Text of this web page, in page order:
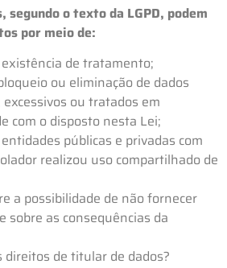
segundo o texto da LGPD, podem
por meio de:
de tratamento;
ou eliminação de dados
ou tratados em
com o disposto nesta Lei;
públicas e privadas com
realizou uso compartilhado de
a possibilidade de não fornecer
sobre as consequências da
direitos de titular de dados?